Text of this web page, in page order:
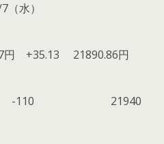
7（水）
+35.13 21890.86円
円 -110 21940